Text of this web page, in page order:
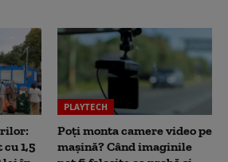
1,5
PLAYTECH
Poți monta camere video pe
mașină? Când imaginile